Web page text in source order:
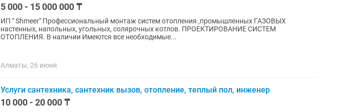
5 000 - 15 000 000 ₸
ИП " Shmeer" Профессиональный монтаж систем отопления ,промышленных ГАЗОВЫХ
настенных, напольных, угольных, солярочных котлов. ПРОЕКТИРОВАНИЕ СИСТЕМ
ОТОПЛЕНИЯ. В наличии Имеются все необходимые...
Алматы, 26 июня
Услуги сантехника, сантехник вызов, отопление, теплый пол, инженер
10 000 - 20 000 ₸